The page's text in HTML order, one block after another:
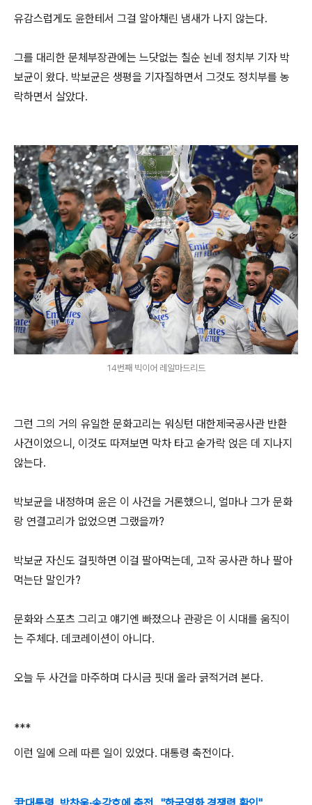
유감스럽게도 윤한테서 그걸 알아채린 냄새가 나지 않는다.
그를 대리한 문체부장관에는 느닷없는 칠순 뇐네 정치부 기자 박
보균이 왔다. 박보균은 생평을 기자질하면서 그것도 정치부를 농
락하면서 살았다.
14번째 빅이어 레알마드리드
그런 그의 거의 유일한 문화고리는 워싱턴 대한제국공사관 반환
사건이었으니, 이것도 따져보면 막차 타고 숟가락 얹은 데 지나지
않는다.
박보균을 내정하며 윤은 이 사건을 거론했으니, 얼마나 그가 문화
랑 연결고리가 없었으면 그랬을까?
박보균 자신도 걸핏하면 이걸 팔아먹는데, 고작 공사관 하나 팔아
먹는단 말인가?
문화와 스포츠 그리고 얘기엔 빠졌으나 관광은 이 시대를 움직이
는 주체다. 데코레이션이 아니다.
오늘 두 사건을 마주하며 다시금 핏대 올라 긁적거려 본다.
***
이런 일에 으레 따른 일이 있었다. 대통령 축전이다.